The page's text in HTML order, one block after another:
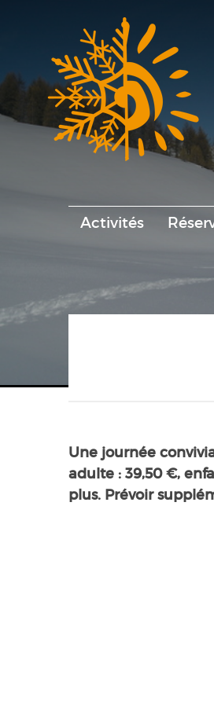
Activités
Une journée
adulte : 39,50 €,
plus. Prévoir